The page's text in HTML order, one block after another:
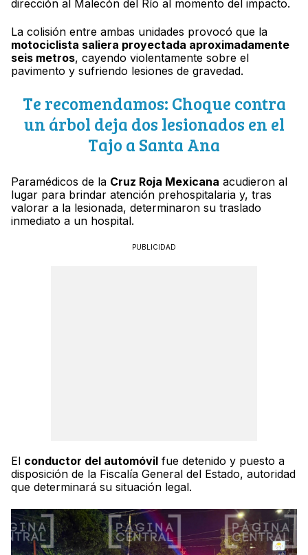
dirección al Malecón del Río al momento del impacto.
La colisión entre ambas unidades provocó que la
motociclista saliera proyectada aproximadamente
seis metros, cayendo violentamente sobre el
pavimento y sufriendo lesiones de gravedad.
Te recomendamos: Choque contra
un árbol deja dos lesionados en el
Tajo a Santa Ana
Paramédicos de la Cruz Roja Mexicana acudieron al
lugar para brindar atención prehospitalaria y, tras
valorar a la lesionada, determinaron su traslado
inmediato a un hospital.
PUBLICIDAD
El conductor del automóvil fue detenido y puesto a
disposición de la Fiscalía General del Estado, autoridad
que determinará su situación legal.